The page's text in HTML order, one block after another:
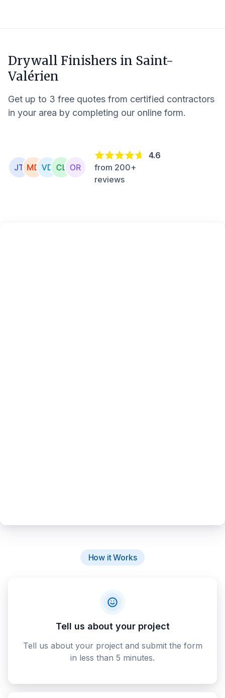
Drywall Finishers in Saint-
Valérien
Get up to 3 free quotes from certified contractors
in your area by completing our online form.
4.6
from 200+
reviews
How it Works
Tell us about your project
Tell us about your project and submit the form
in less than 5 minutes.